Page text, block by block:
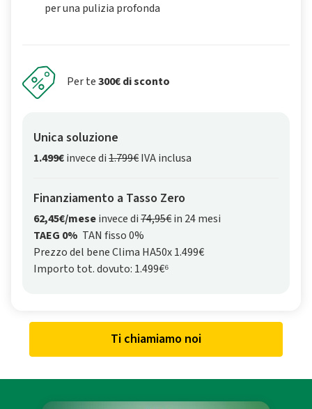
per una pulizia profonda
Per te300€ di sconto
Unica soluzione
1.499€invece di1.799€IVA inclusa
Finanziamento a Tasso Zero
62,45€/meseinvece di74,95€in 24 mesi
TAEG 0% TAN fisso 0%
Prezzo del bene Clima HA50x 1.499€
Importo tot. dovuto: 1.499€⁶
Ti chiamiamo noi